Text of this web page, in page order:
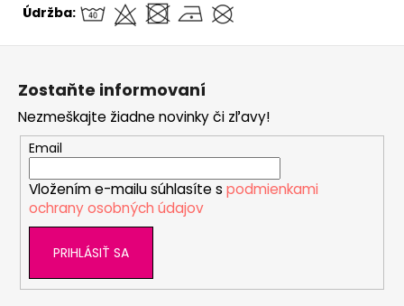
Údržba:
Zostaňte informovaní
Nezmeškajte žiadne novinky či zľavy!
Email
Vložením e-mailu súhlasíte s podmienkami
ochrany osobných údajov
PRIHLÁSIŤ SA